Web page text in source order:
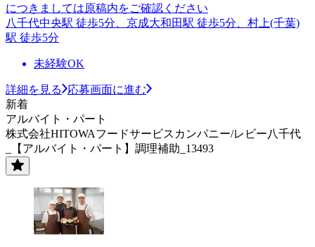
につきましては原稿内をご確認ください
八千代中央駅 徒歩5分、京成大和田駅 徒歩5分、村上(千葉)
駅 徒歩5分
未経験OK
詳細を見る
応募画面に進む
新着
アルバイト・パート
株式会社HITOWAフードサービスカンパニー/レビー八千代
_【アルバイト・パート】調理補助_13493